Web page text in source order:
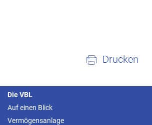
Drucken
Die VBL
Auf einen Blick
Vermögensanlage